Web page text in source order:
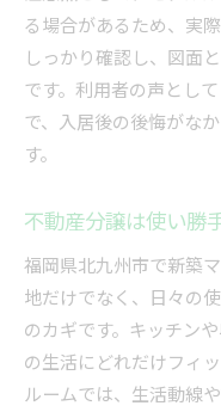
る場合があるため、実
しっかり確認し、図面
です。利用者の声とし
で、入居後の後悔がな
す。
不動産分譲は使い勝
福岡県北九州市で新築
地だけでなく、日々の
のカギです。キッチン
の生活にどれだけフィ
ルームでは、生活動線